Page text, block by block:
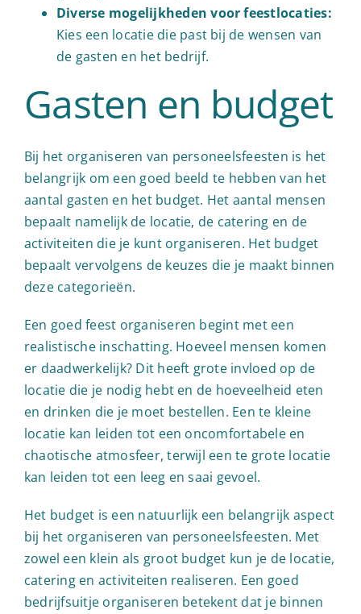
Diverse mogelijkheden voor feestlocaties:
Kies een locatie die past bij de wensen van
de gasten en het bedrijf.
Gasten en budget
Bij het organiseren van personeelsfeesten is het
belangrijk om een goed beeld te hebben van het
aantal gasten en het budget. Het aantal mensen
bepaalt namelijk de locatie, de catering en de
activiteiten die je kunt organiseren. Het budget
bepaalt vervolgens de keuzes die je maakt binnen
deze categorieën.
Een goed feest organiseren begint met een
realistische inschatting. Hoeveel mensen komen
er daadwerkelijk? Dit heeft grote invloed op de
locatie die je nodig hebt en de hoeveelheid eten
en drinken die je moet bestellen. Een te kleine
locatie kan leiden tot een oncomfortabele en
chaotische atmosfeer, terwijl een te grote locatie
kan leiden tot een leeg en saai gevoel.
Het budget is een natuurlijk een belangrijk aspect
bij het organiseren van personeelsfeesten. Met
zowel een klein als groot budget kun je de locatie,
catering en activiteiten realiseren. Een goed
bedrijfsuitje organiseren betekent dat je binnen